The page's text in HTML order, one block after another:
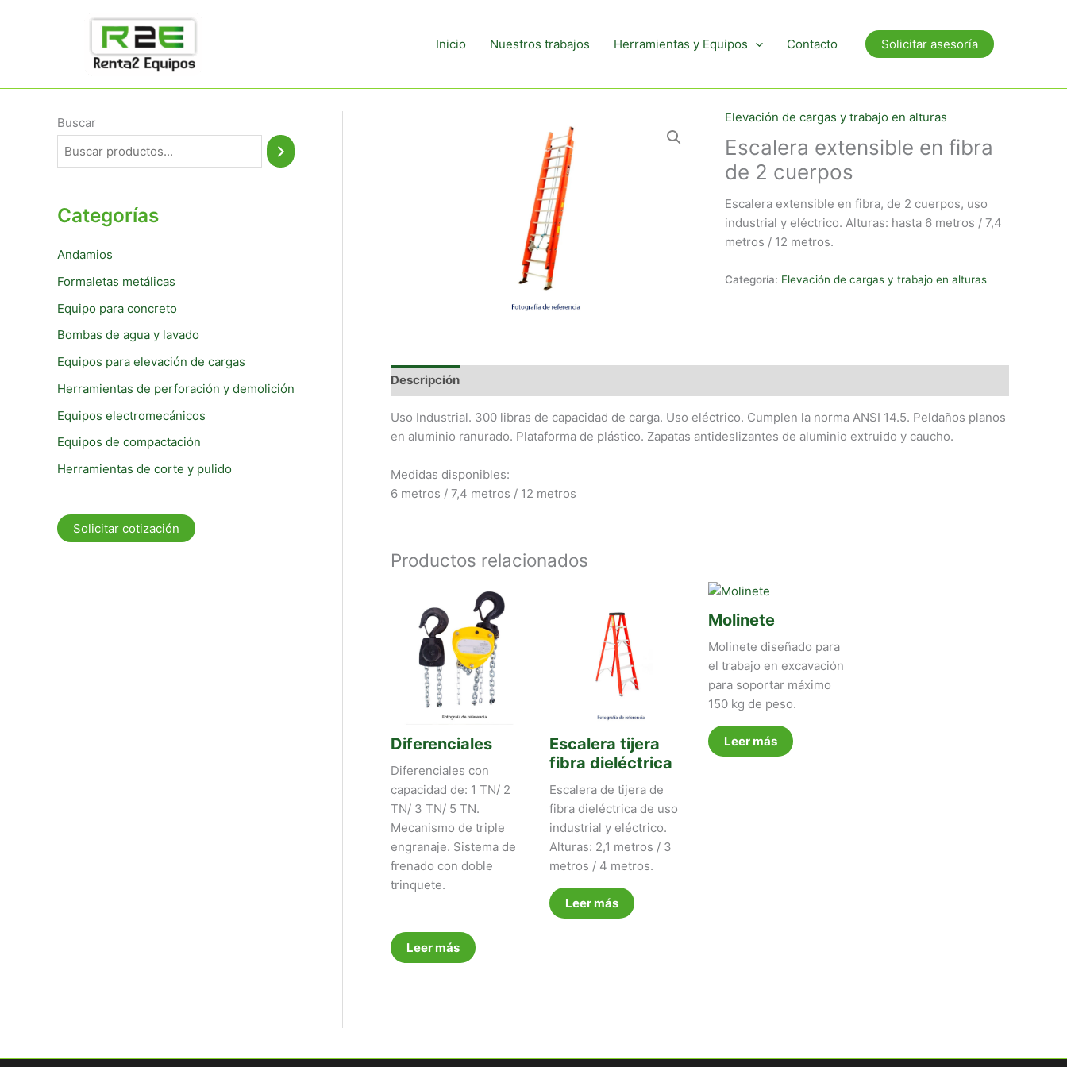
Inicio Nuestros trabajos Herramientas y Equipos Contacto Solicitar asesoría
Buscar
Categorías
Andamios
Formaletas metálicas
Equipo para concreto
Bombas de agua y lavado
Equipos para elevación de cargas
Herramientas de perforación y demolición
Equipos electromecánicos
Equipos de compactación
Herramientas de corte y pulido
Solicitar cotización
Elevación de cargas y trabajo en alturas
Escalera extensible en fibra
de 2 cuerpos
Escalera extensible en fibra, de 2 cuerpos, uso
industrial y eléctrico. Alturas: hasta 6 metros / 7,4
metros / 12 metros.
Categoría: Elevación de cargas y trabajo en alturas
Descripción
Uso Industrial. 300 libras de capacidad de carga. Uso eléctrico. Cumplen la norma ANSI 14.5. Peldaños planos
en aluminio ranurado. Plataforma de plástico. Zapatas antideslizantes de aluminio extruido y caucho.
Medidas disponibles:
6 metros / 7,4 metros / 12 metros
Productos relacionados
Diferenciales
Diferenciales con
capacidad de: 1 TN/ 2
TN/ 3 TN/ 5 TN.
Mecanismo de triple
engranaje. Sistema de
frenado con doble
trinquete.
Leer más
Escalera tijera
fibra dieléctrica
Escalera de tijera de
fibra dieléctrica de uso
industrial y eléctrico.
Alturas: 2,1 metros / 3
metros / 4 metros.
Leer más
Molinete
Molinete diseñado para
el trabajo en excavación
para soportar máximo
150 kg de peso.
Leer más